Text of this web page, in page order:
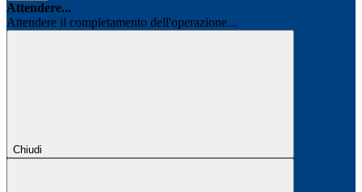
Attendere...
Attendere il completamento dell'operazione...
Chiudi